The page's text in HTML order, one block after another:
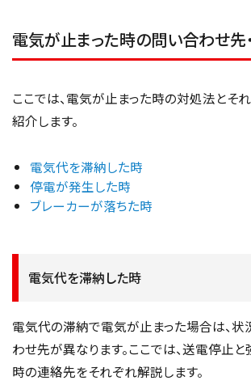
電気が止まった時の問い合わせ先
ここでは、電気が止まった時の対処法とそ
紹介します。
電気代を滞納した時
停電が発生した時
ブレーカーが落ちた時
電気代を滞納した時
電気代の滞納で電気が止まった場合は、状
わせ先が異なります。ここでは、送電停止
時の連絡先をそれぞれ解説します。